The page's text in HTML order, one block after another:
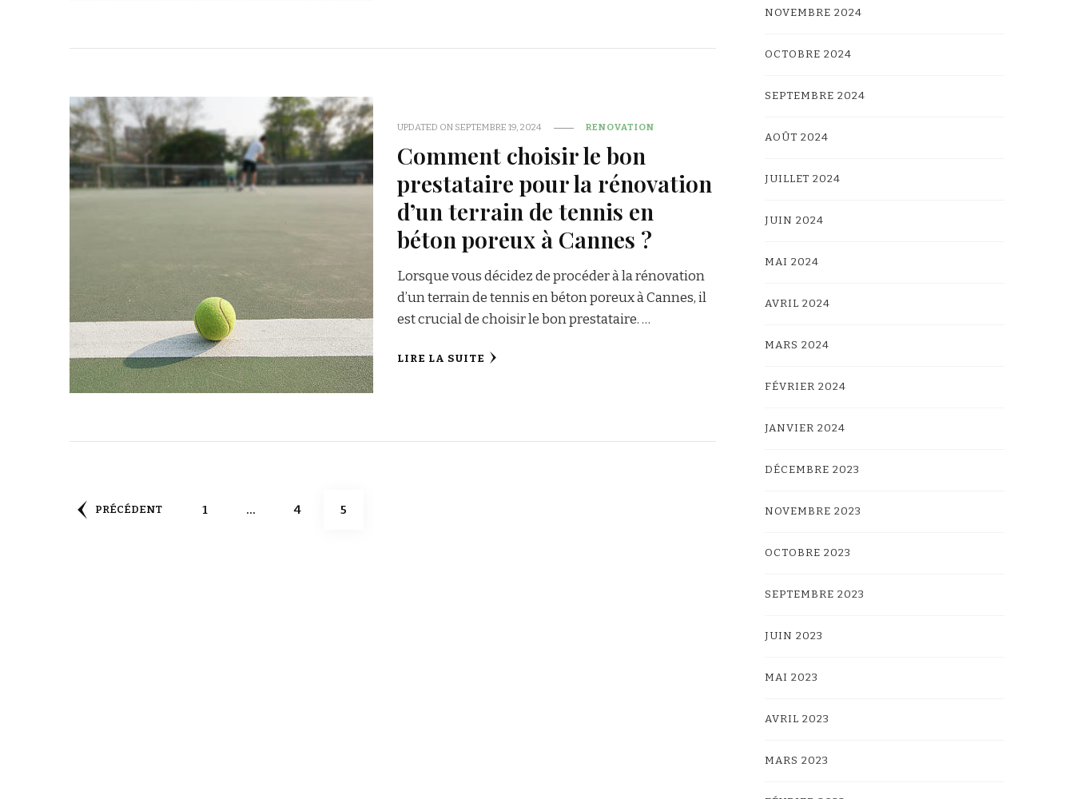
UPDATED ON SEPTEMBRE 19, 2024 RENOVATION
Comment choisir le bon
prestataire pour la rénovation
d’un terrain de tennis en
béton poreux à Cannes ?
Lorsque vous décidez de procéder à la rénovation
d’un terrain de tennis en béton poreux à Cannes, il
est crucial de choisir le bon prestataire. …
LIRE LA SUITE
Pagination
PRÉCÉDENT PAGE
1 … PAGE
4 PAGE
5
NOVEMBRE 2024
OCTOBRE 2024
SEPTEMBRE 2024
AOÛT 2024
JUILLET 2024
JUIN 2024
MAI 2024
AVRIL 2024
MARS 2024
FÉVRIER 2024
JANVIER 2024
DÉCEMBRE 2023
NOVEMBRE 2023
OCTOBRE 2023
SEPTEMBRE 2023
JUIN 2023
MAI 2023
AVRIL 2023
MARS 2023